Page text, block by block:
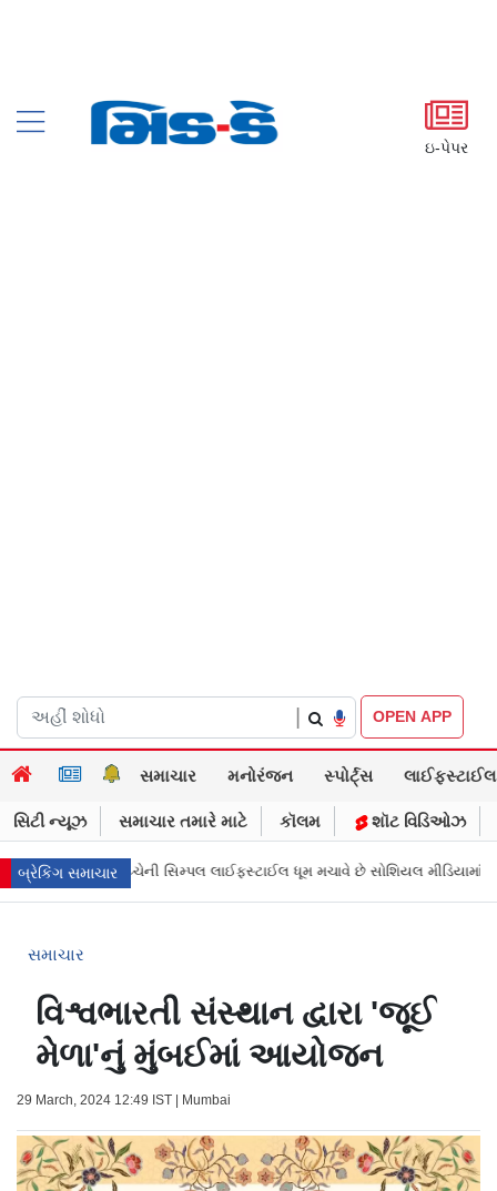
ઇ-પેપર
OPEN APP
સમાચાર મનોરંજન સ્પોર્ટ્સ લાઈફસ્ટાઈલ
સિટી ન્યૂઝ સમાચાર તમારે માટે કૉલમ શૉટ વિડિઓઝ
બ્રેકિંગ સમાચાર
વચ્ચેની સિમ્પલ લાઈફસ્ટાઈલ ધૂમ મચાવે છે સોશિયલ મીડિયામાં માર્ક
સમાચાર
વિશ્વભારતી સંસ્થાન દ્વારા 'જૂઈ
મેળા'નું મુંબઈમાં આયોજન
29 March, 2024 12:49 IST | Mumbai